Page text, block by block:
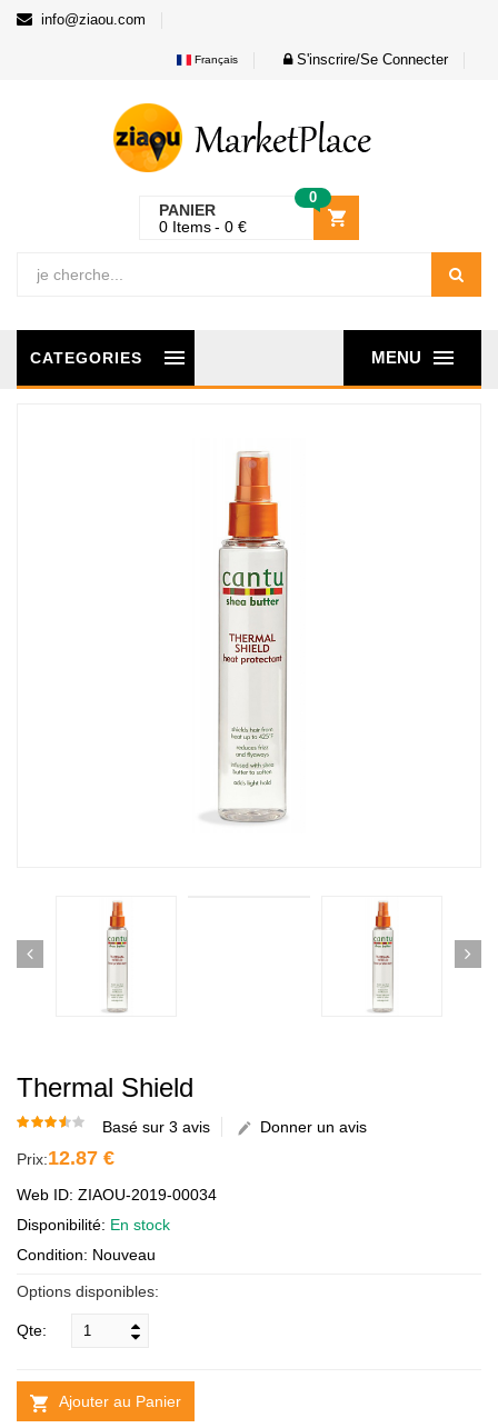
info@ziaou.com
Français S'inscrire/Se Connecter
PANIER
0
0 Items 0 €
MENU
CATEGORIES
Thermal Shield
Basé sur 3 avis
Donner un avis
Prix:12.87 €
Web ID: ZIAOU-2019-00034
Disponibilité: En stock
Condition: Nouveau
Options disponibles:
Qte:
Ajouter au Panier